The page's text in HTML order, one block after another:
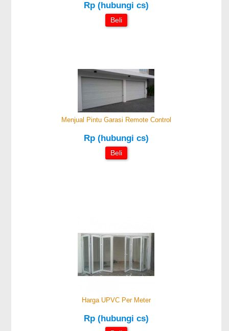
Rp (hubungi cs)
Beli
Menjual Pintu Garasi Remote Control
Rp (hubungi cs)
Beli
Harga UPVC Per Meter
Rp (hubungi cs)